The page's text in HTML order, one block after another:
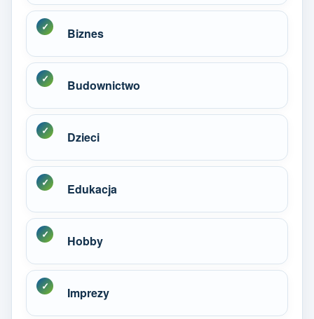
Biznes
Budownictwo
Dzieci
Edukacja
Hobby
Imprezy